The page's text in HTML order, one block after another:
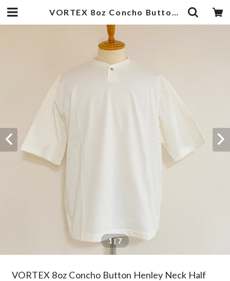
VORTEX 8oz Concho Button Henley Neck Half Sleeve Tapered T-shirts Off White | 武蔵小杉のセレクトショップ【ナクール】-nakool-
1| 7
VORTEX 8oz Concho Button Henley Neck Half